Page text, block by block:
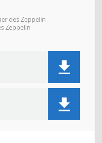
des Zeppelin-
Zeppelin-